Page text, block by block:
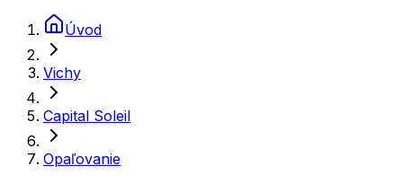
Úvod
Vichy
Capital Soleil
Opaľovanie